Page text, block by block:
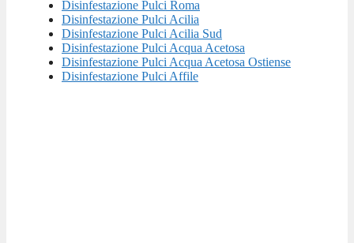
Disinfestazione Pulci Roma
Disinfestazione Pulci Acilia
Disinfestazione Pulci Acilia Sud
Disinfestazione Pulci Acqua Acetosa
Disinfestazione Pulci Acqua Acetosa Ostiense
Disinfestazione Pulci Affile